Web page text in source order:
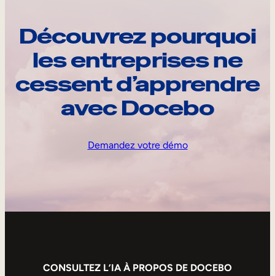
Découvrez pourquoi
les entreprises ne
cessent d’apprendre
avec Docebo
Demandez votre démo
CONSULTEZ L’IA À PROPOS DE DOCEBO